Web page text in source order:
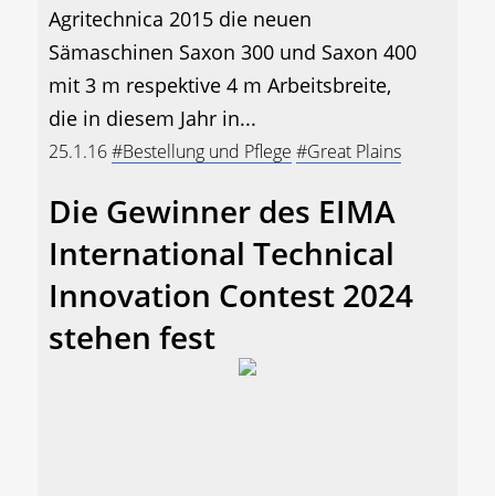
Agritechnica 2015 die neuen
Sämaschinen Saxon 300 und Saxon 400
mit 3 m respektive 4 m Arbeitsbreite,
die in diesem Jahr in...
25.1.16#Bestellung und Pflege #Great Plains
Die Gewinner des EIMA
International Technical
Innovation Contest 2024
stehen fest